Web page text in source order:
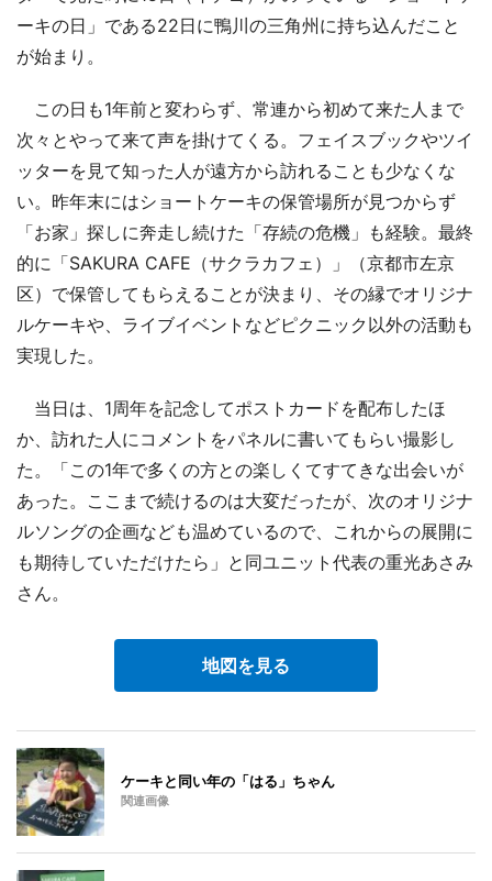
ーキの日」である22日に鴨川の三角州に持ち込んだこと
が始まり。
この日も1年前と変わらず、常連から初めて来た人まで
次々とやって来て声を掛けてくる。フェイスブックやツイ
ッターを見て知った人が遠方から訪れることも少なくな
い。昨年末にはショートケーキの保管場所が見つからず
「お家」探しに奔走し続けた「存続の危機」も経験。最終
的に「SAKURA CAFE（サクラカフェ）」（京都市左京
区）で保管してもらえることが決まり、その縁でオリジナ
ルケーキや、ライブイベントなどピクニック以外の活動も
実現した。
当日は、1周年を記念してポストカードを配布したほ
か、訪れた人にコメントをパネルに書いてもらい撮影し
た。「この1年で多くの方との楽しくてすてきな出会いが
あった。ここまで続けるのは大変だったが、次のオリジナ
ルソングの企画なども温めているので、これからの展開に
も期待していただけたら」と同ユニット代表の重光あさみ
さん。
地図を見る
ケーキと同い年の「はる」ちゃん
関連画像